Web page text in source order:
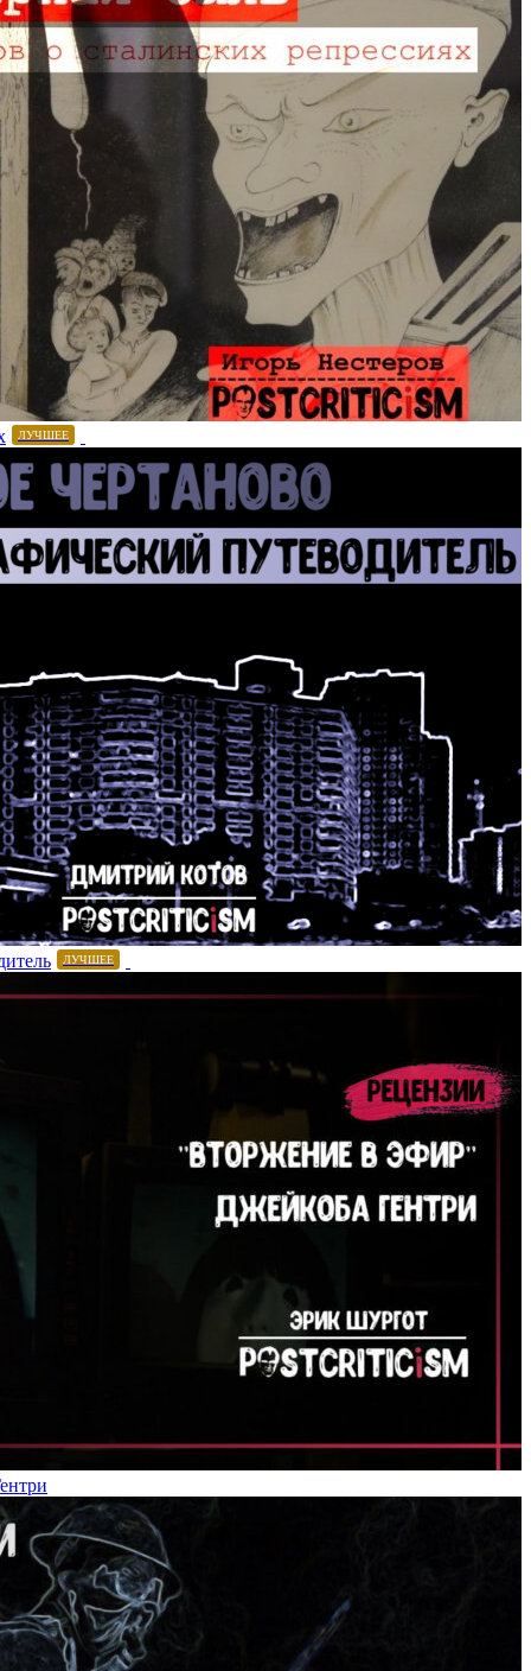
ЛУЧШЕЕ
ЛУЧШЕЕ